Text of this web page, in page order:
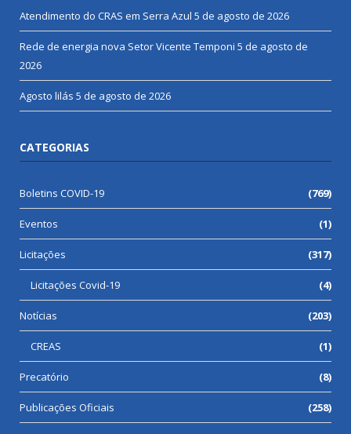
Atendimento do CRAS em Serra Azul 5 de agosto de 2026
Rede de energia nova Setor Vicente Temponi 5 de agosto de
2026
Agosto lilás 5 de agosto de 2026
CATEGORIAS
Boletins COVID-19 (769)
Eventos (1)
Licitações (317)
Licitações Covid-19 (4)
Notícias (203)
CREAS (1)
Precatório (8)
Publicações Oficiais (258)